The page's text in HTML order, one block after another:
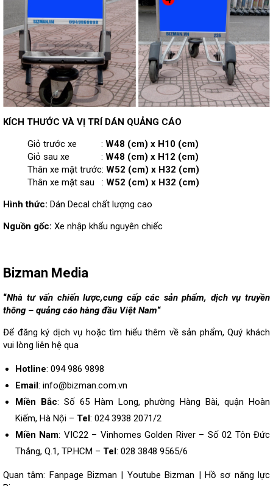
KÍCH THƯỚC VÀ VỊ TRÍ DÁN QUẢNG CÁO
Giỏ trước xe : W48 (cm) x H10 (cm)
Giỏ sau xe : W48 (cm) x H12 (cm)
Thân xe mặt trước: W52 (cm) x H32 (cm)
Thân xe mặt sau : W52 (cm) x H32 (cm)
Hình thức: Dán Decal chất lượng cao
Nguồn gốc: Xe nhập khẩu nguyên chiếc
Bizman Media
“Nhà tư vấn chiến lược,cung cấp các sản phẩm, dịch vụ truyền
thông – quảng cáo hàng đầu Việt Nam“
Để đăng ký dịch vụ hoặc tìm hiểu thêm về sản phẩm, Quý khách
vui lòng liên hệ qua
Hotline: 094 986 9898
Email: info@bizman.com.vn
Miền Bắc: Số 65 Hàm Long, phường Hàng Bài, quận Hoàn
Kiếm, Hà Nội – Tel: 024 3938 2071/2
Miền Nam: VIC22 – Vinhomes Golden River – Số 02 Tôn Đức
Thắng, Q.1, TP.HCM – Tel: 028 3848 9565/6
Quan tâm: Fanpage Bizman | Youtube Bizman | Hồ sơ năng lực